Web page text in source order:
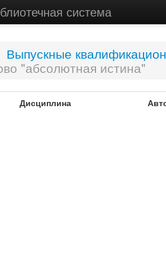
система
Выпускные
"абсолютная истина"
Дисциплина